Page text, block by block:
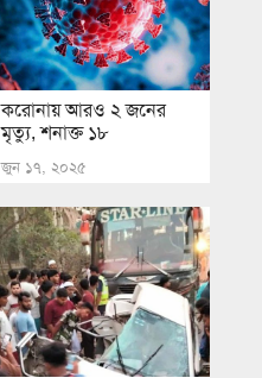
করোনায় আরও ২ জনের
মৃত্যু, শনাক্ত ১৮
জুন ১৭, ২০২৫